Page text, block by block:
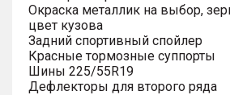
Окраска металлик на выбор,
цвет кузова
Задний спортивный спойлер
Красные тормозные суппорты
Шины 225/55R19
Дефлекторы для второго ряда